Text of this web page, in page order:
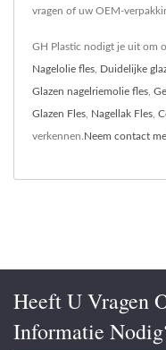
vragen of uw OEM-
GH Plastic nodigt je uit om
Nagelolie fles Duidelijke
Glazen nagelriemolie fles
Glazen Fles Nagellak Fles
verkennen. Neem contact
Heeft U Vragen
Informatie